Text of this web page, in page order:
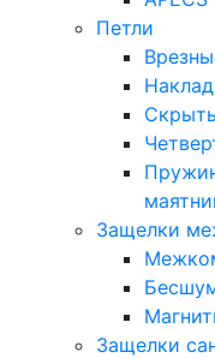
Петли
Защелки
Защелки